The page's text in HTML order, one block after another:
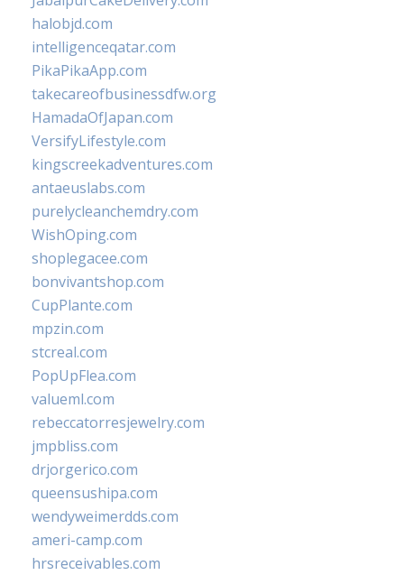
halobjd.com
intelligenceqatar.com
PikaPikaApp.com
takecareofbusinessdfw.org
HamadaOfJapan.com
VersifyLifestyle.com
kingscreekadventures.com
antaeuslabs.com
purelycleanchemdry.com
WishOping.com
shoplegacee.com
bonvivantshop.com
CupPlante.com
mpzin.com
stcreal.com
PopUpFlea.com
valueml.com
rebeccatorresjewelry.com
jmpbliss.com
drjorgerico.com
queensushipa.com
wendyweimerdds.com
ameri-camp.com
hrsreceivables.com